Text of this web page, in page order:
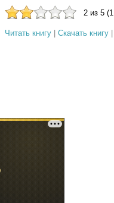
2 из 5
Читать книгу Скачать книгу